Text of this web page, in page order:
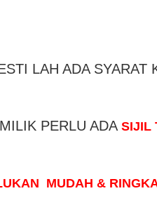
LAH ADA SYARAT
PERLU ADA SIJIL
MUDAH &